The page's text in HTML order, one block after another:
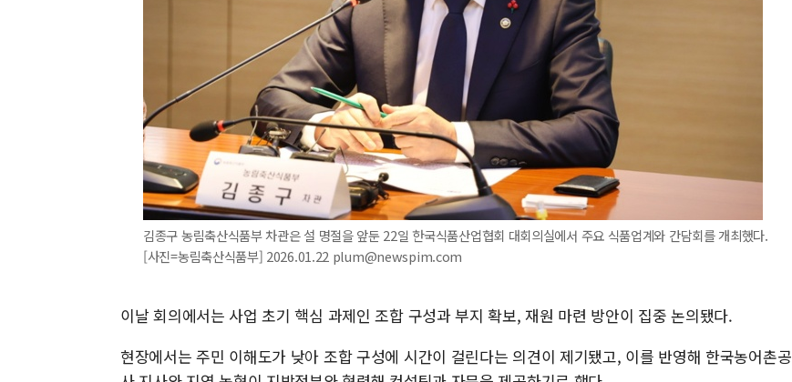
김종구 농림축산식품부 차관은 설 명절을 앞둔 22일 한국식품산업협회 대회의실에서 주요 식품업계와 간담회를 개최했다.
[사진=농림축산식품부] 2026.01.22 plum@newspim.com
이날 회의에서는 사업 초기 핵심 과제인 조합 구성과 부지 확보, 재원 마련 방안이 집중 논의됐다.
현장에서는 주민 이해도가 낮아 조합 구성에 시간이 걸린다는 의견이 제기됐고, 이를 반영해 한국농어촌공